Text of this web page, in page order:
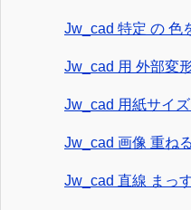
Jw_cad 特定 の 色
Jw_cad 用 外部変
Jw_cad 用紙サイ
Jw_cad 画像 重ねる
Jw_cad 直線 まっ